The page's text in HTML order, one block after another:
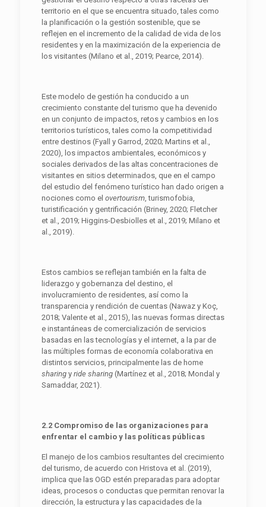
territorio en el que se encuentra situado, tales como
la planificación o la gestión sostenible, que se
reflejen en el incremento de la calidad de vida de los
residentes y en la maximización de la experiencia de
los visitantes (Milano et al., 2019; Pearce, 2014).
Este modelo de gestión ha conducido a un
crecimiento constante del turismo que ha devenido
en un conjunto de impactos, retos y cambios en los
territorios turísticos, tales como la competitividad
entre destinos (Fyall y Garrod, 2020; Martins et al.,
2020), los impactos ambientales, económicos y
sociales derivados de las altas concentraciones de
visitantes en sitios determinados, que en el campo
del estudio del fenómeno turístico han dado origen a
nociones como el overtourism, turismofobia,
turistificación y gentrificación (Briney, 2020; Fletcher
et al., 2019; Higgins-Desbiolles et al., 2019; Milano et
al., 2019).
Estos cambios se reflejan también en la falta de
liderazgo y gobernanza del destino, el
involucramiento de residentes, así como la
transparencia y rendición de cuentas (Nawaz y Koç,
2018; Valente et al., 2015), las nuevas formas directas
e instantáneas de comercialización de servicios
basadas en las tecnologías y el internet, a la par de
las múltiples formas de economía colaborativa en
distintos servicios, principalmente las de home
sharing y ride sharing (Martínez et al., 2018; Mondal y
Samaddar, 2021).
2.2 Compromiso de las organizaciones para
enfrentar el cambio y las políticas públicas
El manejo de los cambios resultantes del crecimiento
del turismo, de acuerdo con Hristova et al. (2019),
implica que las OGD estén preparadas para adoptar
ideas, procesos o conductas que permitan renovar la
dirección, la estructura y las capacidades de la